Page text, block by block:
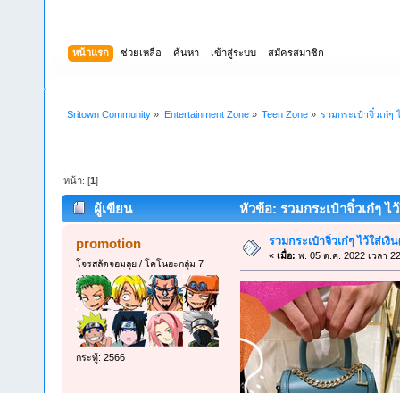
หน้าแรก ช่วยเหลือ ค้นหา เข้าสู่ระบบ สมัครสมาชิก
Sritown Community » Entertainment Zone» Teen Zone» รวมกระเป๋าจิ๋วเก๋ๆ
หน้า: [1]
ผู้เขียน หัวข้อ: รวมกระเป๋าจิ๋วเก๋ๆ ไ
promotion
โจรสลัดจอมลุย / โคโนฮะกลุ่ม 7
กระทู้: 2566
รวมกระเป๋าจิ๋วเก๋ๆ ไว้ใส่เงิ
« เมื่อ: พ. 05 ต.ค. 2022 เวลา